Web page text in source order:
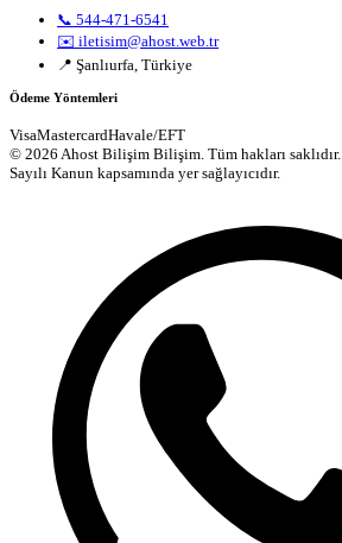
📞 544-471-6541
✉️ iletisim@ahost.web.tr
📍 Şanlıurfa, Türkiye
Ödeme Yöntemleri
VisaMastercardHavale/EFT
© 2026 Ahost Bilişim Bilişim. Tüm hakları saklıdır.
Sayılı Kanun kapsamında yer sağlayıcıdır.